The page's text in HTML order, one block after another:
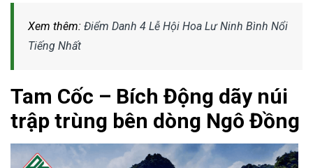
Xem thêm: Điểm Danh 4 Lễ Hội Hoa Lư Ninh Bình Nổi
Tiếng Nhất
Tam Cốc – Bích Động dãy núi
trập trùng bên dòng Ngô Đồng